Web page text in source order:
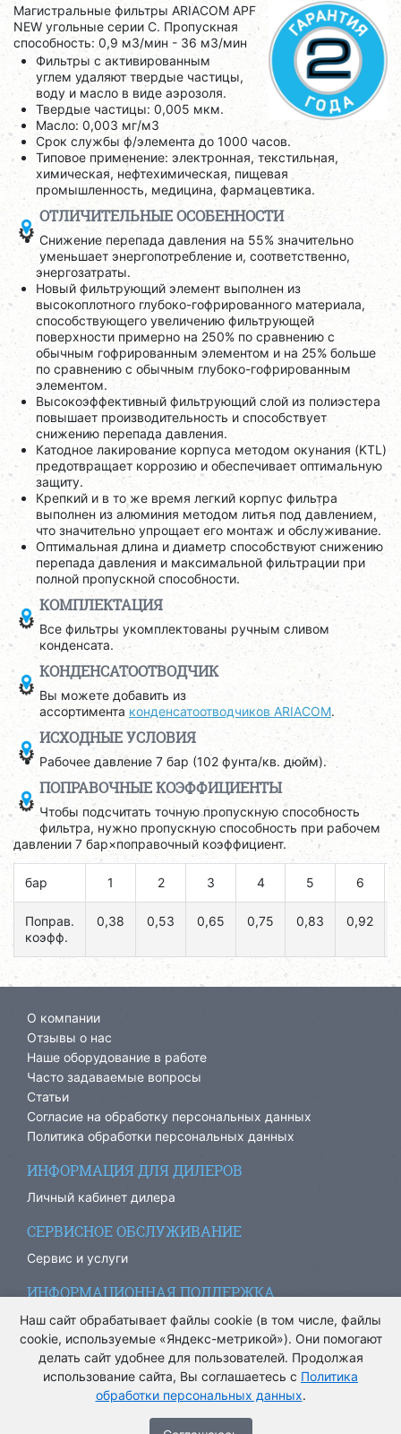
Магистральные фильтры ARIACOM APF
NEW угольные серии С. Пропускная
способность: 0,9 м3/мин - 36 м3/мин
Фильтры с активированным
углем удаляют твердые частицы,
воду и масло в виде аэрозоля.
Твердые частицы: 0,005 мкм.
Масло: 0,003 мг/м3
Срок службы ф/элемента до 1000 часов.
Типовое применение: электронная, текстильная,
химическая, нефтехимическая, пищевая
промышленность, медицина, фармацевтика.
ОТЛИЧИТЕЛЬНЫЕ ОСОБЕННОСТИ
Снижение перепада давления на 55% значительно
уменьшает энергопотребление и, соответственно,
энергозатраты.
Новый фильтрующий элемент выполнен из
высокоплотного глубоко-гофрированного материала,
способствующего увеличению фильтрующей
поверхности примерно на 250% по сравнению с
обычным гофрированным элементом и на 25% больше
по сравнению с обычным глубоко-гофрированным
элементом.
Высокоэффективный фильтрующий слой из полиэстера
повышает производительность и способствует
снижению перепада давления.
Катодное лакирование корпуса методом окунания (KTL)
предотвращает коррозию и обеспечивает оптимальную
защиту.
Крепкий и в то же время легкий корпус фильтра
выполнен из алюминия методом литья под давлением,
что значительно упрощает его монтаж и обслуживание.
Оптимальная длина и диаметр способствуют снижению
перепада давления и максимальной фильтрации при
полной пропускной способности.
КОМПЛЕКТАЦИЯ
Все фильтры укомплектованы ручным сливом
конденсата.
КОНДЕНСАТООТВОДЧИК
Вы можете добавить из
ассортимента конденсатоотводчиков ARIACOM.
ИСХОДНЫЕ УСЛОВИЯ
Рабочее давление 7 бар (102 фунта/кв. дюйм).
ПОПРАВОЧНЫЕ КОЭФФИЦИЕНТЫ
Чтобы подсчитать точную пропускную способность
фильтра, нужно пропускную способность при рабочем
давлении 7 бар×поправочный коэффициент.
бар 1 2 3 4 5 6
Поправ.
коэфф.
0,38 0,53 0,65 0,75 0,83 0,92
О компании
Отзывы о нас
Наше оборудование в работе
Часто задаваемые вопросы
Статьи
Согласие на обработку персональных данных
Политика обработки персональных данных
ИНФОРМАЦИЯ ДЛЯ ДИЛЕРОВ
Личный кабинет дилера
СЕРВИСНОЕ ОБСЛУЖИВАНИЕ
Сервис и услуги
ИНФОРМАЦИОННАЯ ПОДДЕРЖКА
info@ariacom.ru
® Все права защищены. 2013-2026. Информация на сайте
носит информационный характер и не является публичной
Наш сайт обрабатывает файлы cookie (в том числе, файлы
cookie, используемые «Яндекс-метрикой»). Они помогают
делать сайт удобнее для пользователей. Продолжая
использование сайта, Вы соглашаетесь с Политика
обработки персональных данных.